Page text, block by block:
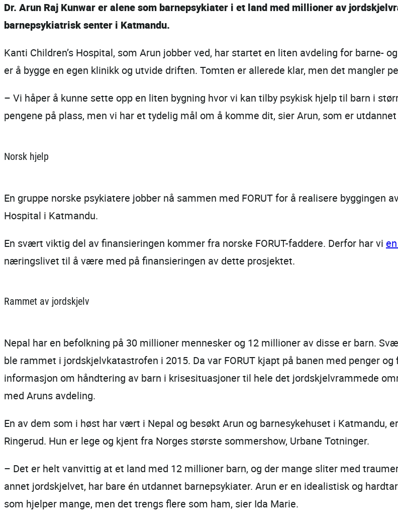
Dr. Arun Raj Kunwar er alene som barnepsykiater i et land med millioner av
barnepsykiatrisk senter i Katmandu.
Kanti Children’s Hospital, som Arun jobber ved, har startet en liten avdeling for barne-
er å bygge en egen klinikk og utvide driften. Tomten er allerede klar, men det mangler
– Vi håper å kunne sette opp en liten bygning hvor vi kan tilby psykisk hjelp til barn i
pengene på plass, men vi har et tydelig mål om å komme dit, sier Arun, som er
Norsk hjelp
En gruppe norske psykiatere jobber nå sammen med FORUT for å realisere byggingen
Hospital i Katmandu.
En svært viktig del av finansieringen kommer fra norske FORUT-faddere. Derfor har vi
næringslivet til å være med på finansieringen av dette prosjektet.
Rammet av jordskjelv
Nepal har en befolkning på 30 millioner mennesker og 12 millioner av disse er barn.
ble rammet i jordskjelvkatastrofen i 2015. Da var FORUT kjapt på banen med penger og
informasjon om håndtering av barn i krisesituasjoner til hele det jordskjelvrammede
med Aruns avdeling.
En av dem som i høst har vært i Nepal og besøkt Arun og barnesykehuset i Katmandu,
Ringerud. Hun er lege og kjent fra Norges største sommershow, Urbane Totninger.
– Det er helt vanvittig at et land med 12 millioner barn, og der mange sliter med
annet jordskjelvet, har bare én utdannet barnepsykiater. Arun er en idealistisk og
som hjelper mange, men det trengs flere som ham, sier Ida Marie.